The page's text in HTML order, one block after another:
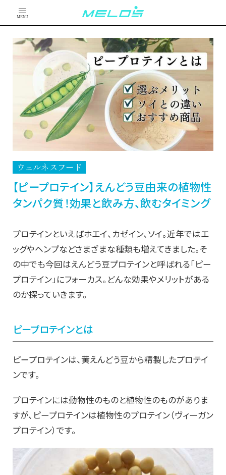
MENU
ウェルネスフード
【ピープロテイン】えんどう豆由来の植物性
タンパク質！効果と飲み方、飲むタイミング
プロテインといえばホエイ、カゼイン、ソイ。近年ではエ
ッグやヘンプなどさまざまな種類も増えてきました。そ
の中でも今回はえんどう豆プロテインと呼ばれる「ピー
プロテイン」にフォーカス。どんな効果やメリットがある
のか探っていきます。
ピープロテインとは
ピープロテインは、黄えんどう豆から精製したプロテイ
ンです。
プロテインには動物性のものと植物性のものがありま
すが、ピープロテインは植物性のプロテイン（ヴィーガン
プロテイン）です。